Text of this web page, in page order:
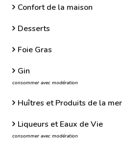
Confort de la maison
Desserts
Foie Gras
Gin
consommer avec modération
Huîtres et Produits de la mer
Liqueurs et Eaux de Vie
consommer avec modération